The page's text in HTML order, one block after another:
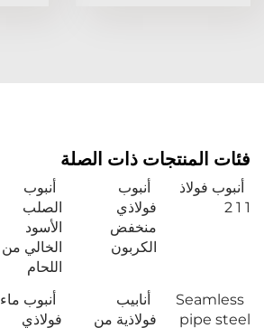
فئات المنتجات ذات الصلة
أنبوب فولاذ
1 1 2
أنبوب
فولاذي
منخفض
الكربون
أنبوب
الصلب
الأسود
الخالي من
اللحام
Seamless
pipe steel
أنابيب
فولاذية من
أنبوب ماء
فولاذي